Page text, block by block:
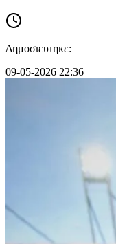
Δημοσιευτηκε:
09-05-2026 22:36